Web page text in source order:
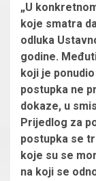
„U
koje smatra
odluka
godine.
koji je
postupka ne
dokaze, u
Prijedlog za
postupka se
koje su se
na koji se